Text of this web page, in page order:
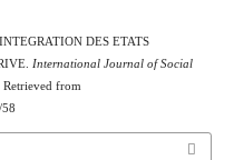
DES ETATS
International Journal of Social
from
58